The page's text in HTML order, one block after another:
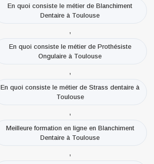
En quoi consiste le métier de Blanchiment
Dentaire à Toulouse
,
En quoi consiste le métier de Prothésiste
Ongulaire à Toulouse
,
En quoi consiste le métier de Strass dentaire à
Toulouse
,
Meilleure formation en ligne en Blanchiment
Dentaire à Toulouse
,